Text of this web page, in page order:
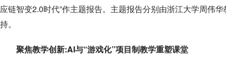
应链智变2.0时代”作主题报告。主题报告分别由浙江大学周伟
持。
聚焦教学创新:AI与“游戏化”项目制教学重塑课堂